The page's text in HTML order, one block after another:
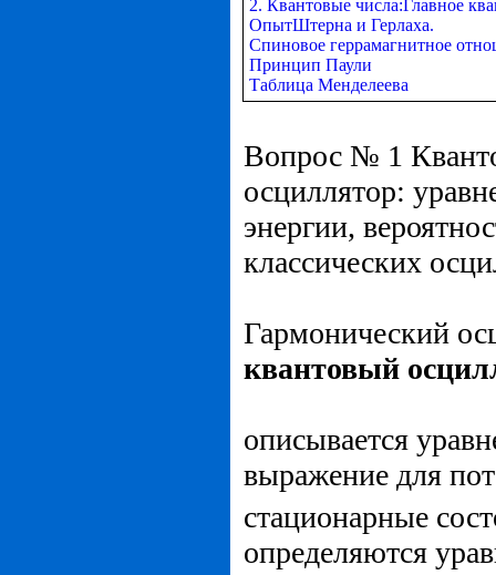
2. Квантовые числа:Главное
ОпытШтерна и Герлаха.
Спиновое геррамагнитное
Принцип Паули
Таблица Менделеева
Вопрос № 1
осциллятор:
энергии,
классических
Гармонический
квантовый
описывается
выражение для
стационарные
определяются